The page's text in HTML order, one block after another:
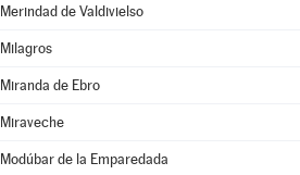
Merindad de Valdivielso
Milagros
Miranda de Ebro
Miraveche
Modúbar de la Emparedada